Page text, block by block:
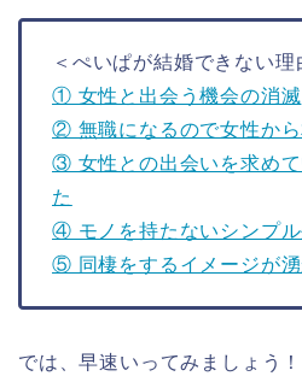
＜ぺいぱが結婚できない理
① 女性と出会う機会の消滅
② 無職になるので女性か
③ 女性との出会いを求め
た
④ モノを持たないシンプ
⑤ 同棲をするイメージが
では、早速いってみましょう！